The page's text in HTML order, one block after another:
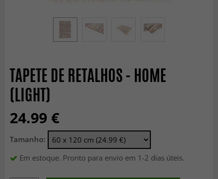
TAPETE DE RETALHOS - HOME
(LIGHT)
24.99 €
Tamanho:
Em estoque. Pronto para envio em 1-2 dias úteis.